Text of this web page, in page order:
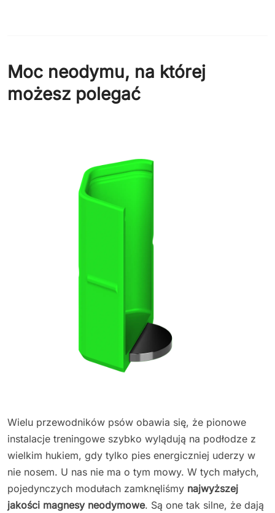
Moc neodymu, na której
możesz polegać
Wielu przewodników psów obawia się, że pionowe
instalacje treningowe szybko wylądują na podłodze z
wielkim hukiem, gdy tylko pies energiczniej uderzy w
nie nosem. U nas nie ma o tym mowy. W tych małych,
pojedynczych modułach zamknęliśmy najwyższej
jakości magnesy neodymowe. Są one tak silne, że dają